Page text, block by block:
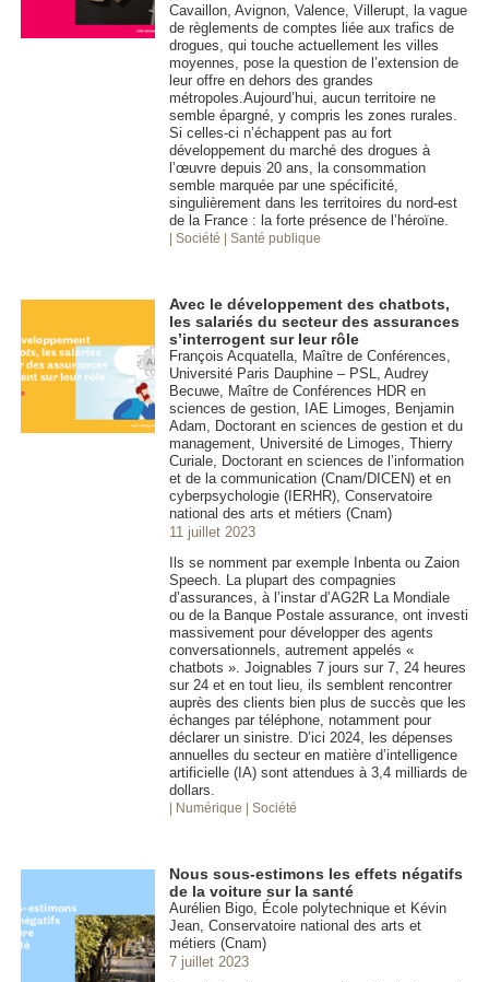
Cavaillon, Avignon, Valence, Villerupt, la vague
de règlements de comptes liée aux trafics de
drogues, qui touche actuellement les villes
moyennes, pose la question de l’extension de
leur offre en dehors des grandes
métropoles.Aujourd’hui, aucun territoire ne
semble épargné, y compris les zones rurales.
Si celles-ci n’échappent pas au fort
développement du marché des drogues à
l’œuvre depuis 20 ans, la consommation
semble marquée par une spécificité,
singulièrement dans les territoires du nord-est
de la France : la forte présence de l’héroïne.
| Société | Santé publique
Avec le développement des chatbots,
les salariés du secteur des assurances
s’interrogent sur leur rôle
François Acquatella, Maître de Conférences,
Université Paris Dauphine – PSL, Audrey
Becuwe, Maître de Conférences HDR en
sciences de gestion, IAE Limoges, Benjamin
Adam, Doctorant en sciences de gestion et du
management, Université de Limoges, Thierry
Curiale, Doctorant en sciences de l’information
et de la communication (Cnam/DICEN) et en
cyberpsychologie (IERHR), Conservatoire
national des arts et métiers (Cnam)
11 juillet 2023
Ils se nomment par exemple Inbenta ou Zaion
Speech. La plupart des compagnies
d’assurances, à l’instar d’AG2R La Mondiale
ou de la Banque Postale assurance, ont investi
massivement pour développer des agents
conversationnels, autrement appelés «
chatbots ». Joignables 7 jours sur 7, 24 heures
sur 24 et en tout lieu, ils semblent rencontrer
auprès des clients bien plus de succès que les
échanges par téléphone, notamment pour
déclarer un sinistre. D’ici 2024, les dépenses
annuelles du secteur en matière d’intelligence
artificielle (IA) sont attendues à 3,4 milliards de
dollars.
| Numérique | Société
Nous sous-estimons les effets négatifs
de la voiture sur la santé
Aurélien Bigo, École polytechnique et Kévin
Jean, Conservatoire national des arts et
métiers (Cnam)
7 juillet 2023